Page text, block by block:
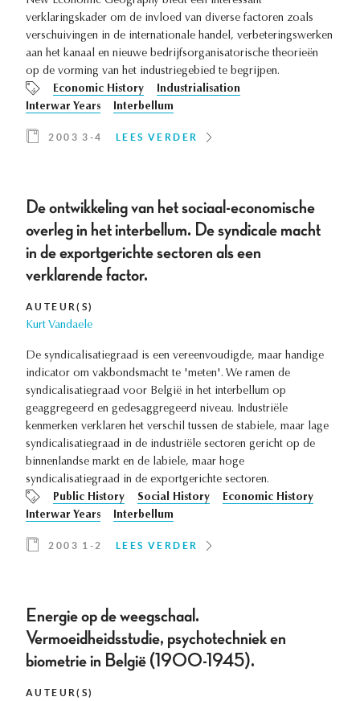
verklaringskader om de invloed van diverse factoren zoals
verschuivingen in de internationale handel, verbeteringswerken
aan het kanaal en nieuwe bedrijfsorganisatorische theorieën
op de vorming van het industriegebied te begrijpen.
Economic History
Industrialisation
Interwar Years
Interbellum
2003 3-4 LEES VERDER
De ontwikkeling van het sociaal-economische
overleg in het interbellum. De syndicale macht
in de exportgerichte sectoren als een
verklarende factor.
AUTEUR(S)
Kurt Vandaele
De syndicalisatiegraad is een vereenvoudigde, maar handige
indicator om vakbondsmacht te 'meten'. We ramen de
syndicalisatiegraad voor België in het interbellum op
geaggregeerd en gedesaggregeerd niveau. Industriële
kenmerken verklaren het verschil tussen de stabiele, maar lage
syndicalisatiegraad in de industriële sectoren gericht op de
binnenlandse markt en de labiele, maar hoge
syndicalisatiegraad in de exportgerichte sectoren.
Public History
Social History
Economic History
Interwar Years
Interbellum
2003 1-2 LEES VERDER
Energie op de weegschaal.
Vermoeidheidsstudie, psychotechniek en
biometrie in België (1900-1945).
AUTEUR(S)